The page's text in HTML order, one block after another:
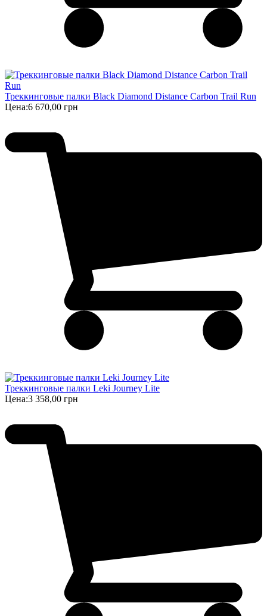
Треккинговые палки Black Diamond Distance Carbon Trail Run
Цена:6 670,00 грн
Треккинговые палки Leki Journey Lite
Цена:3 358,00 грн